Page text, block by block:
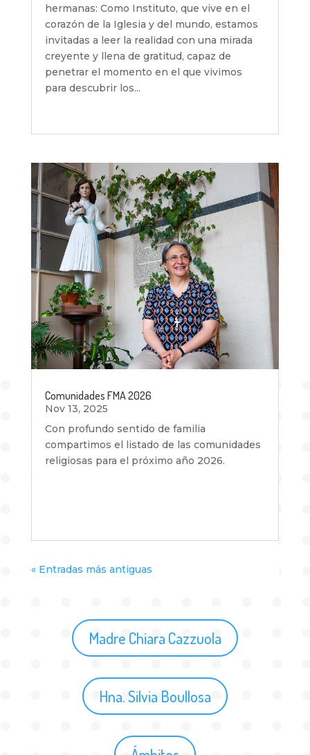
hermanas: Como Instituto, que vive en el
corazón de la Iglesia y del mundo, estamos
invitadas a leer la realidad con una mirada
creyente y llena de gratitud, capaz de
penetrar el momento en el que vivimos
para descubrir los...
Comunidades FMA 2026
Nov 13, 2025
Con profundo sentido de familia
compartimos el listado de las comunidades
religiosas para el próximo año 2026.
« Entradas más antiguas
Madre Chiara Cazzuola
Hna. Silvia Boullosa